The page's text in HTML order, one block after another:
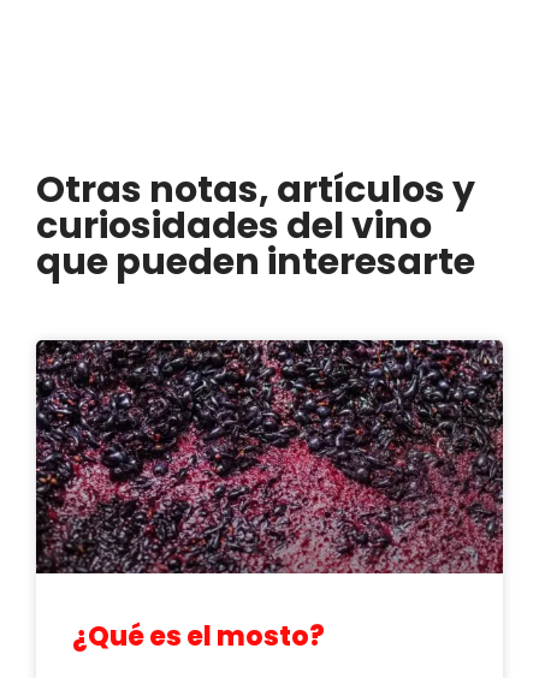
Otras notas, artículos y
curiosidades del vino
que pueden interesarte
¿Qué es el mosto?